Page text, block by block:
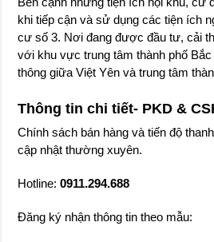
khi tiếp cận và sử dụng các tiện ích
cư số 3. Nơi đang được đầu tư, cải
với khu vực trung tâm thành phố Bắc
thông giữa Việt Yên và trung tâm
Thông tin chi tiết- PKD &
Chính sách bán hàng và tiến độ
cập nhật thường xuyên.
Hotline:0911.294.688
Đăng ký nhận thông tin theo mẫu: